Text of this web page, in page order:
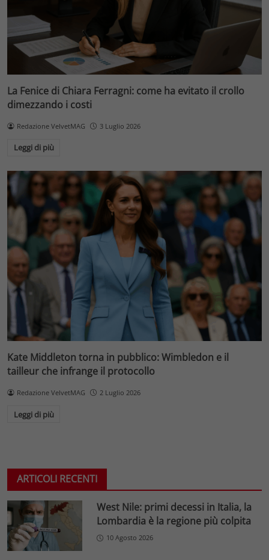
La Fenice di Chiara Ferragni: come ha evitato il crollo
dimezzando i costi
Redazione VelvetMAG 3 Luglio 2026
Leggi di più
Kate Middleton torna in pubblico: Wimbledon e il
tailleur che infrange il protocollo
Redazione VelvetMAG 2 Luglio 2026
Leggi di più
ARTICOLI RECENTI
West Nile: primi decessi in Italia, la
Lombardia è la regione più colpita
10 Agosto 2026